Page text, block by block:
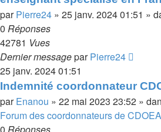
parPierre24 » 25 janv. 2024 01:51 »
0 Réponses
42781 Vues
Dernier messageparPierre24
25 janv. 2024 01:51
Indemnité coordonnateur
parEnanou » 22 mai 2023 23:52 »
Forum des coordonnateurs de CDOEA